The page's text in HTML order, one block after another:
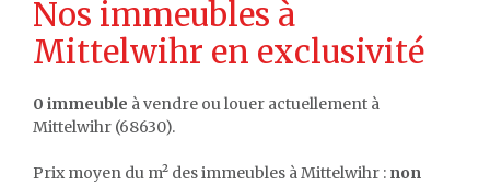
Nos immeubles à
Mittelwihr en exclusivité
0 immeuble à vendre ou louer actuellement à
Mittelwihr (68630).
Prix moyen du m² des immeubles à Mittelwihr : non